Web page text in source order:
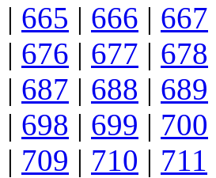
| 665 | 666 | 667
| 676 | 677 | 678
| 687 | 688 | 689
| 698 | 699 | 700
| 709 | 710 | 711